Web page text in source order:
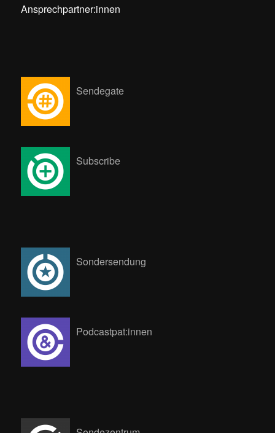
Ansprechpartner:innen
Sendegate
Subscribe
Sondersendung
Podcastpat:innen